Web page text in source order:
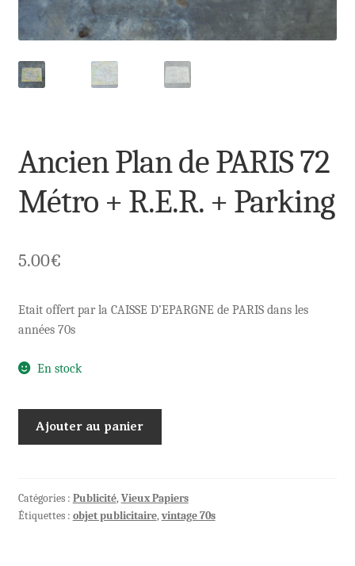
Ancien Plan de PARIS 72
Métro + R.E.R. + Parking
5.00€
Etait offert par la CAISSE D’EPARGNE de PARIS dans les
années 70s
En stock
de
PARIS
Ajouter au panier
Catégories : Publicité,Vieux Papiers
Étiquettes : objet publicitaire,vintage 70s